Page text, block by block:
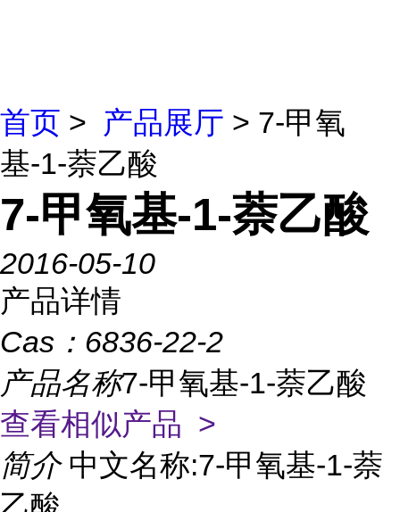
首页 > 产品展厅 > 7-甲氧
基-1-萘乙酸
7-甲氧基-1-萘乙酸
2016-05-10
产品详情
Cas： 6836-22-2
产品名称7-甲氧基-1-萘乙酸
查看相似产品 >
简介 中文名称:7-甲氧基-1-萘